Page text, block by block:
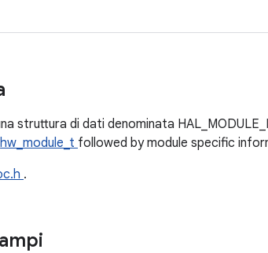
struttura di dati denominata
hw_module_t followed by module specific
.